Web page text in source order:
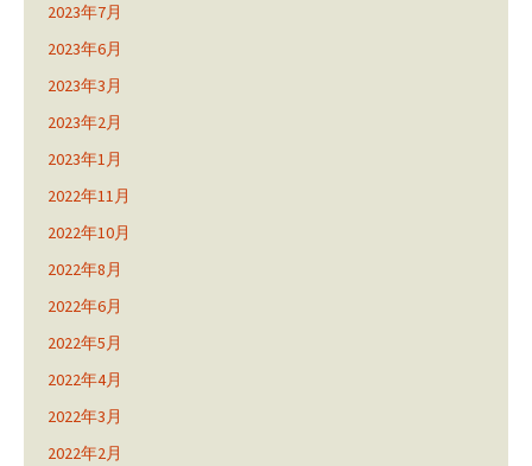
2023年7月
2023年6月
2023年3月
2023年2月
2023年1月
2022年11月
2022年10月
2022年8月
2022年6月
2022年5月
2022年4月
2022年3月
2022年2月